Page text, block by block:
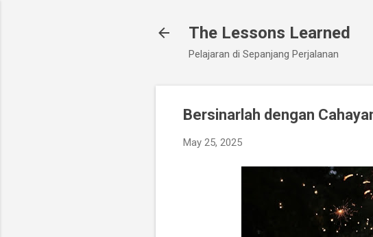
The Lessons Learned
Pelajaran di Sepanjang Perjalanan
Bersinarlah dengan
May 25, 2025